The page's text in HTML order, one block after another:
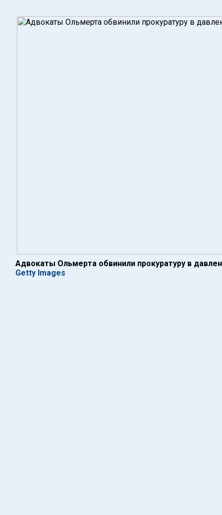
Адвокаты Ольмерта обвинили прокуратуру в
Getty Images